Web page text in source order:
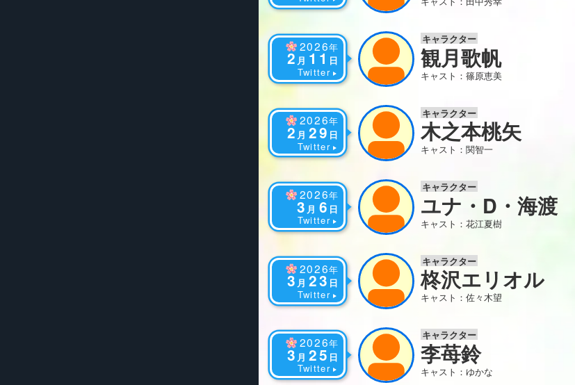
2026年
2 月 11 日
Twitter
キャラクター
観月歌帆
キャスト：篠原恵美
2026年
2 月 29 日
Twitter
キャラクター
木之本桃矢
キャスト：関智一
2026年
3 月 6 日
Twitter
キャラクター
ユナ・D・海渡
キャスト：花江夏樹
2026年
3 月 23 日
Twitter
キャラクター
柊沢エリオル
キャスト：佐々木望
2026年
3 月 25 日
Twitter
キャラクター
李苺鈴
キャスト：ゆかな